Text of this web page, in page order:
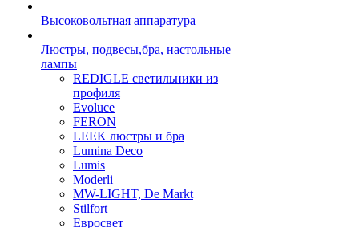
Высоковольтная аппаратура
Люстры, подвесы,бра, настольные
лампы
REDIGLE светильники из
профиля
Evoluce
FERON
LEEK люстры и бра
Lumina Deco
Lumis
Moderli
MW-LIGHT, De Markt
Stilfort
Евросвет